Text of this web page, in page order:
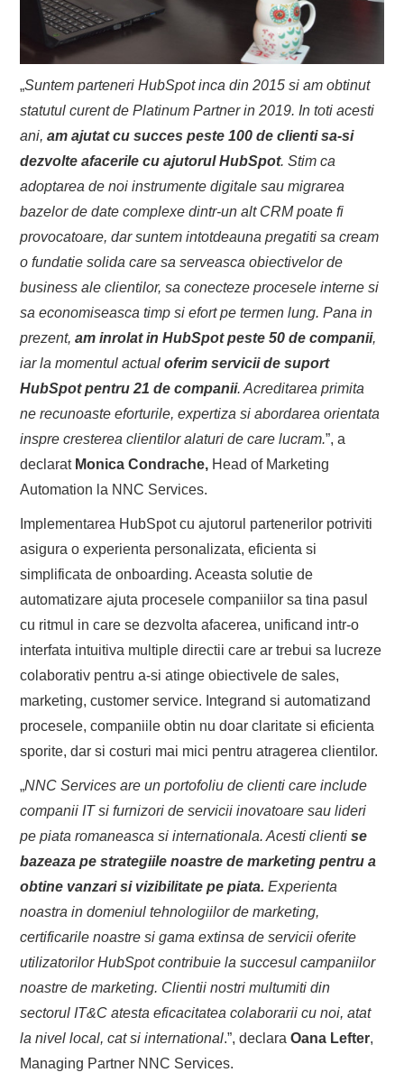
„Suntem parteneri HubSpot inca din 2015 si am obtinut
statutul curent de Platinum Partner in 2019. In toti acesti
ani,am ajutat cu succes peste 100 de clienti sa-si
dezvolte afacerile cu ajutorul HubSpot. Stim ca
adoptarea de noi instrumente digitale sau migrarea
bazelor de date complexe dintr-un alt CRM poate fi
provocatoare, dar suntem intotdeauna pregatiti sa cream
o fundatie solida care sa serveasca obiectivelor de
business ale clientilor, sa conecteze procesele interne si
sa economiseasca timp si efort pe termen lung. Pana in
prezent,am inrolat in HubSpot peste 50 de companii,
iar la momentul actualoferim servicii de suport
HubSpot pentru 21 de companii. Acreditarea primita
ne recunoaste eforturile, expertiza si abordarea orientata
inspre cresterea clientilor alaturi de care lucram.”, a
declarat Monica Condrache, Head of Marketing
Automation la NNC Services.
Implementarea HubSpot cu ajutorul partenerilor potriviti
asigura o experienta personalizata, eficienta si
simplificata de onboarding. Aceasta solutie de
automatizare ajuta procesele companiilor sa tina pasul
cu ritmul in care se dezvolta afacerea, unificand intr-o
interfata intuitiva multiple directii care ar trebui sa lucreze
colaborativ pentru a-si atinge obiectivele de sales,
marketing, customer service. Integrand si automatizand
procesele, companiile obtin nu doar claritate si eficienta
sporite, dar si costuri mai mici pentru atragerea clientilor.
„NNC Services are un portofoliu de clienti care include
companii IT si furnizori de servicii inovatoare sau lideri
pe piata romaneasca si internationala. Acesti clientise
bazeaza pe strategiile noastre de marketing pentru a
obtine vanzari si vizibilitate pe piata. Experienta
noastra in domeniul tehnologiilor de marketing,
certificarile noastre si gama extinsa de servicii oferite
utilizatorilor HubSpot contribuie la succesul campaniilor
noastre de marketing. Clientii nostri multumiti din
sectorul IT&C atesta eficacitatea colaborarii cu noi, atat
la nivel local, cat si international.”, declaraOana Lefter,
Managing Partner NNC Services.